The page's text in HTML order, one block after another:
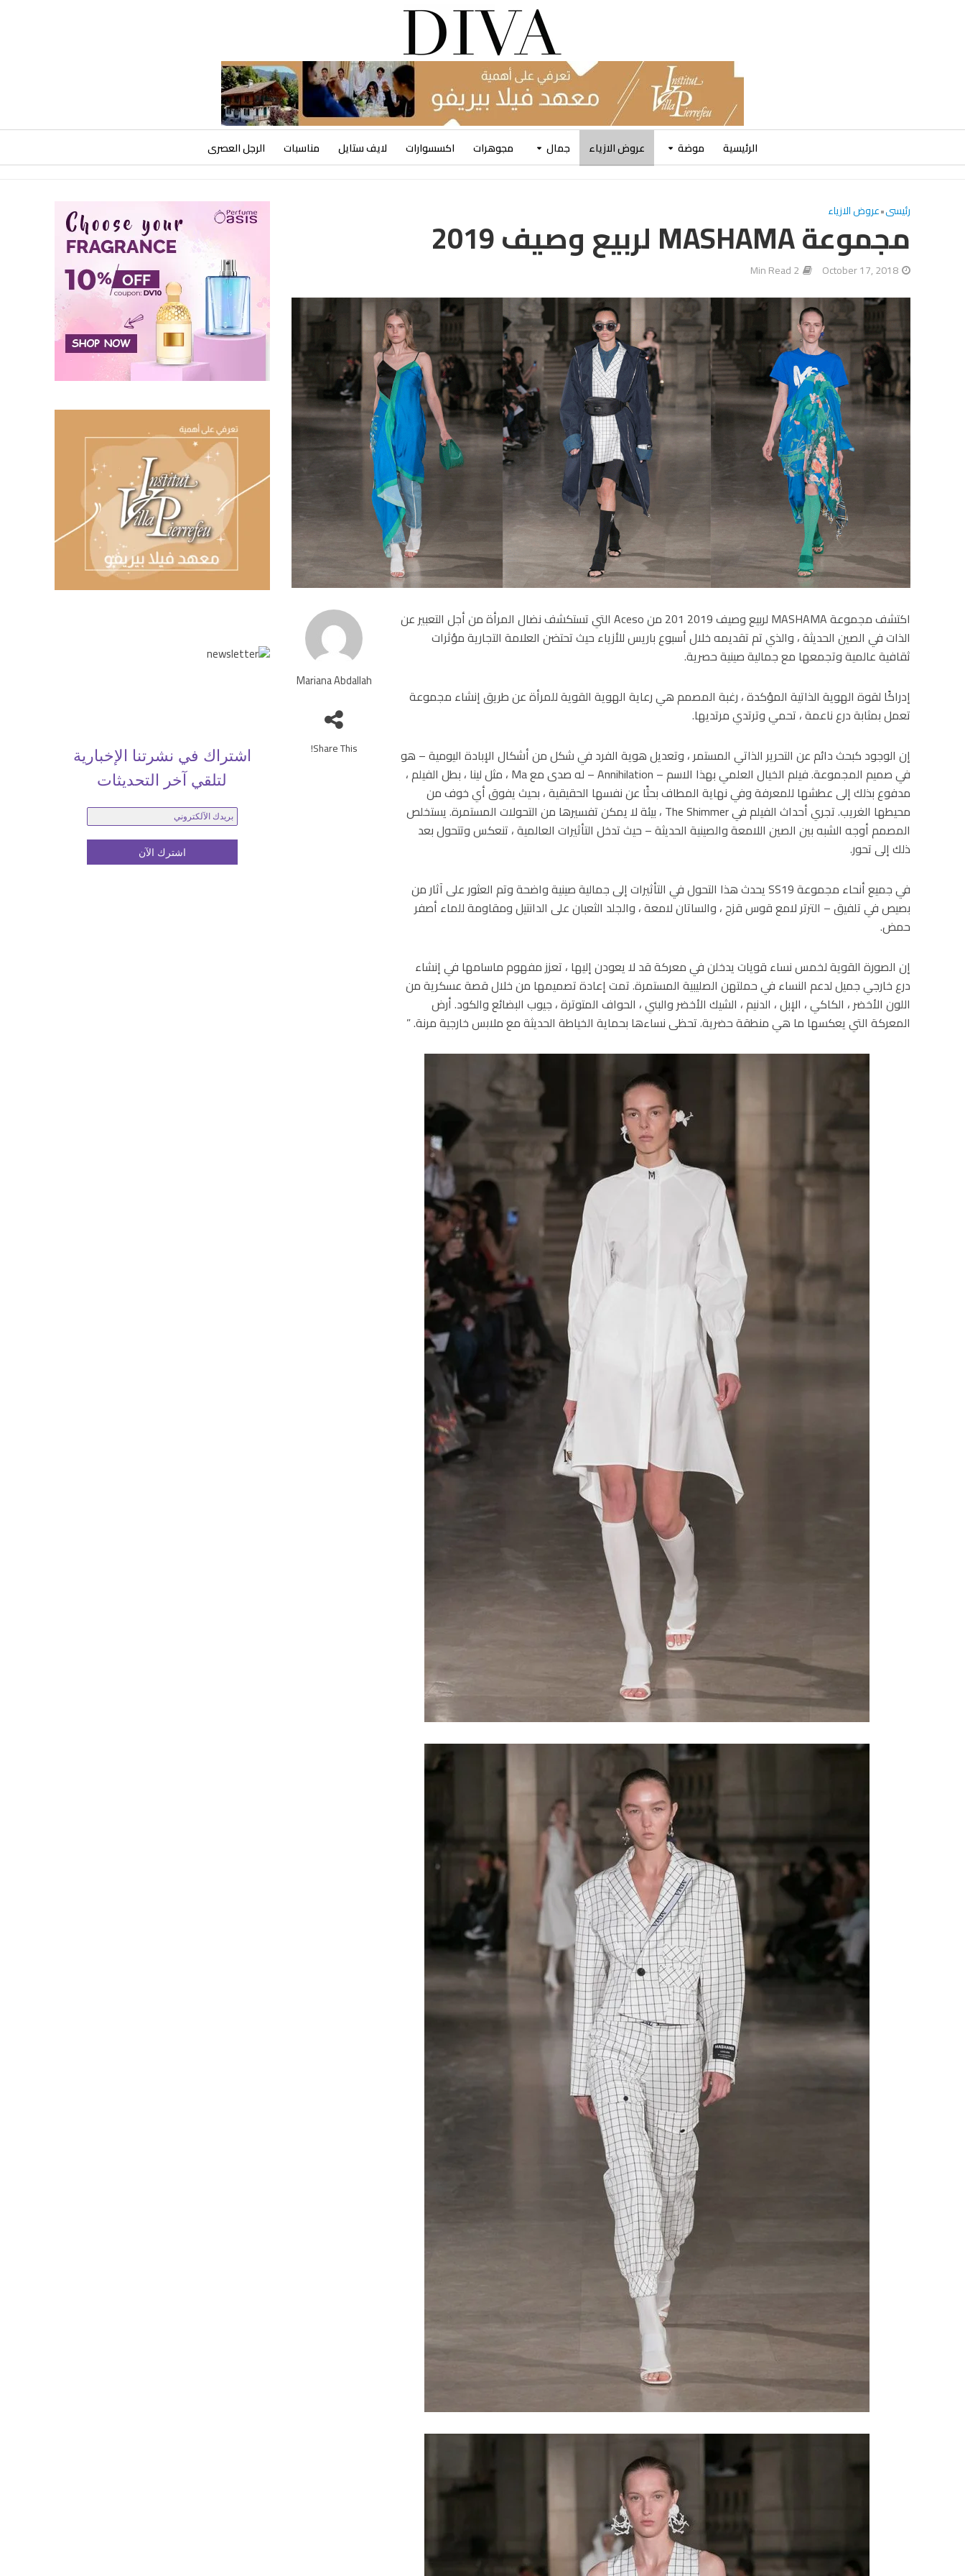
الرئيسية موضة عروض الازياء جمال مجوهرات اكسسوارات لايف ستايل مناسبات الرجل العصرى
اشتراك في نشرتنا الإخبارية
لتلقي آخر التحديثات
رئيسى•عروض الازياء
مجموعة MASHAMA لربيع وصيف 2019
October 17, 2018
2 Min Read
Mariana Abdallah
Share This!
اكتشف مجموعة MASHAMA لربيع وصيف 2019 201 من Aceso التي تستكشف نضال المرأة من أجل التعبير عن
الذات في الصين الحديثة ، والذي تم تقديمه خلال أسبوع باريس للأزياء حيث تحتضن العلامة التجارية مؤثرات
ثقافية عالمية وتجمعها مع جمالية صينية حصرية.
إدراكًا لقوة الهوية الذاتية المؤكدة ، رغبة المصمم هي رعاية الهوية القوية للمرأة عن طريق إنشاء مجموعة
تعمل بمثابة درع ناعمة ، تحمي وترتدي مرتديها.
إن الوجود كبحث دائم عن التحرير الذاتي المستمر ، وتعديل هوية الفرد في شكل من أشكال الإبادة اليومية – هو
في صميم المجموعة. فيلم الخيال العلمي بهذا الاسم – Annihilation – له صدى مع Ma ، مثل لينا ، بطل الفيلم ،
مدفوع بذلك إلى عطشها للمعرفة وفي نهاية المطاف بحثًا عن نفسها الحقيقية ، بحيث يفوق أي خوف من
محيطها الغريب. تجري أحداث الفيلم في The Shimmer ، بيئة لا يمكن تفسيرها من التحولات المستمرة. يستخلص
المصمم أوجه الشبه بين الصين اللامعة والصينية الحديثة – حيث تدخل التأثيرات العالمية ، تنعكس وتتحول بعد
ذلك إلى تحور.
في جميع أنحاء مجموعة SS19 يحدث هذا التحول في التأثيرات إلى جمالية صينية واضحة وتم العثور على آثار من
بصيص في تلفيق – الترتر لامع قوس قزح ، والساتان لامعة ، والجلد الثعبان على الدانتيل ومقاومة للماء أصفر
حمض.
إن الصورة القوية لخمس نساء قويات يدخلن في معركة قد لا يعودن إليها ، تعزز مفهوم ماسامها في إنشاء
درع خارجي جميل لدعم النساء في حملتهن الصليبية المستمرة. تمت إعادة تصميمها من خلال قصة عسكرية من
اللون الأخضر ، الكاكي ، الإبل ، الدنيم ، الشيك الأخضر والبني ، الحواف المتوترة ، جيوب البضائع والكود. أرض
المعركة التي يعكسها ما هي منطقة حضرية. تحظى نساءها بحماية الخياطة الحديثة مع ملابس خارجية مرنة. ”